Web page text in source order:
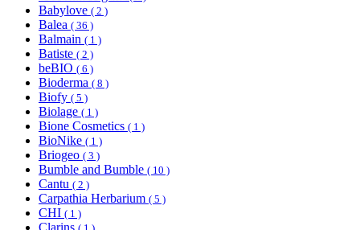
Babylove ( 2 )
Balea ( 36 )
Balmain ( 1 )
Batiste ( 2 )
beBIO ( 6 )
Bioderma ( 8 )
Biofy ( 5 )
Biolage ( 1 )
Bione Cosmetics ( 1 )
BioNike ( 1 )
Briogeo ( 3 )
Bumble and Bumble ( 10 )
Cantu ( 2 )
Carpathia Herbarium ( 5 )
CHI ( 1 )
Clarins